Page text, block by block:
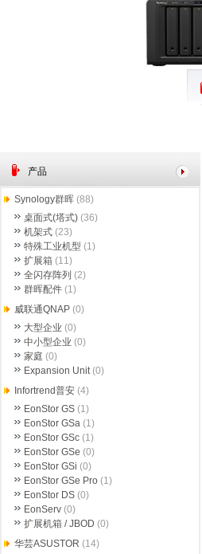
产品
Synology群晖 (88)
桌面式(塔式) (36)
机架式 (23)
特殊工业机型 (1)
扩展箱 (11)
全闪存阵列 (2)
群晖配件 (1)
威联通QNAP (0)
大型企业 (0)
中小型企业 (0)
家庭 (0)
Expansion Unit(0)
Infortrend普安 (4)
EonStor GS (1)
EonStor GSa (1)
EonStor GSc (1)
EonStor GSe (0)
EonStor GSi (0)
EonStor GSe Pro (1)
EonStor DS (0)
EonServ (0)
扩展机箱 / JBOD (0)
华芸ASUSTOR (14)